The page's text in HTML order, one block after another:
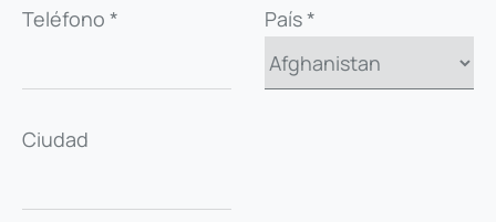
Teléfono * País *
Ciudad